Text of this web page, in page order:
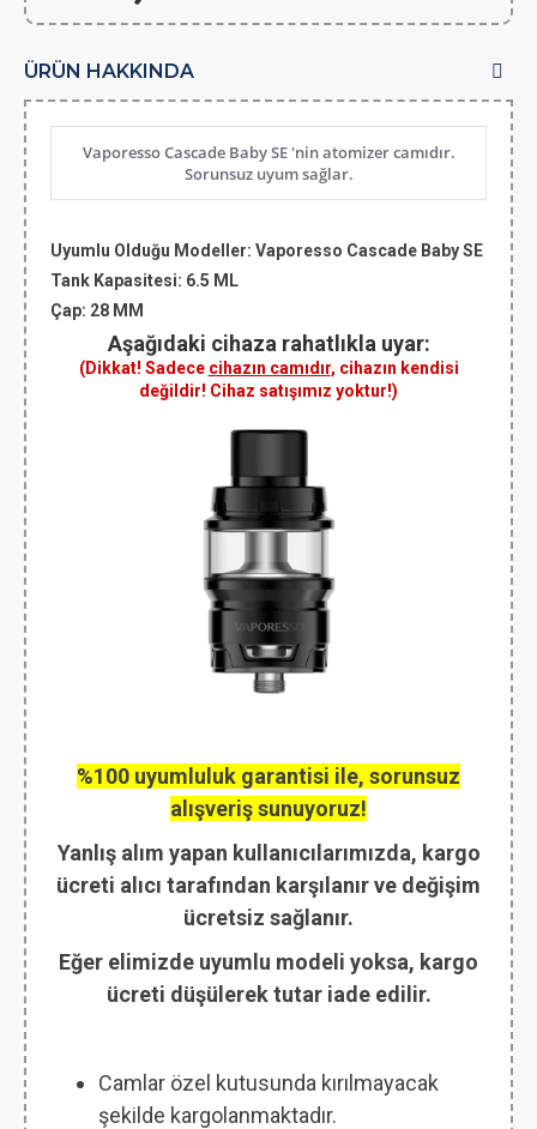
ÜRÜN HAKKINDA
Vaporesso Cascade Baby SE 'nin atomizer camıdır.
Sorunsuz uyum sağlar.
Uyumlu Olduğu Modeller: Vaporesso Cascade Baby SE
Tank Kapasitesi: 6.5 ML
Çap: 28 MM
Aşağıdaki cihaza rahatlıkla uyar:
(Dikkat! Sadece cihazın camıdır, cihazın kendisi
değildir! Cihaz satışımız yoktur!)
%100 uyumluluk garantisi ile, sorunsuz
alışveriş sunuyoruz!
Yanlış alım yapan kullanıcılarımızda, kargo
ücreti alıcı tarafından karşılanır ve değişim
ücretsiz sağlanır.
Eğer elimizde uyumlu modeli yoksa, kargo
ücreti düşülerek tutar iade edilir.
Camlar özel kutusunda kırılmayacak
şekilde kargolanmaktadır.